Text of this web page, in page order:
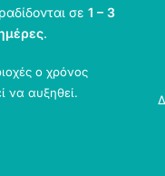
σε1 – 3
.
ο χρόνος
να αυξηθεί.